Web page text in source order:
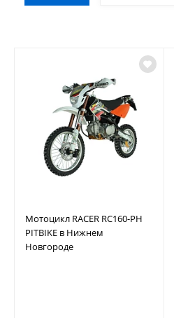
Мотоцикл RACER RC160-PH
PITBIKE в Нижнем
Новгороде